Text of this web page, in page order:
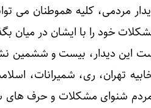
مردمی، کلیه هموطنان می
خود را با ایشان در میان
این دیدار، بیست و ششمین
تهران، ری، شمیرانات،
مردم شنوای مشکلات و حرف های